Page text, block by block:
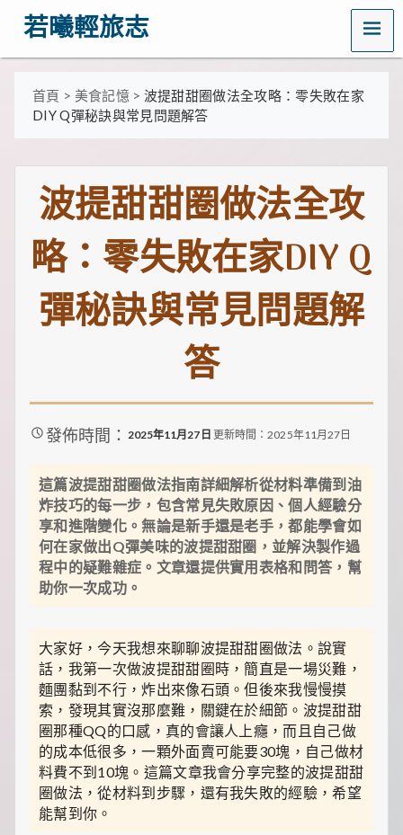
若曦輕旅志
歡
訪
問
若
志
——
造
你
這
有
用
的
旅
行
攻
略、
最
居
家
妙
招、
最
地
道
的
美
食
推
MENU
首頁 > 美食記憶> 波提甜甜圈做法全攻略：零失敗在家
DIY Q彈秘訣與常見問題解答
波提甜甜圈做法全攻
略：零失敗在家DIY Q
彈秘訣與常見問題解
答
發佈時間： 2025年11月27日 更新時間：2025年11月27日
這篇波提甜甜圈做法指南詳細解析從材料準備到油
炸技巧的每一步，包含常見失敗原因、個人經驗分
享和進階變化。無論是新手還是老手，都能學會如
何在家做出Q彈美味的波提甜甜圈，並解決製作過
程中的疑難雜症。文章還提供實用表格和問答，幫
助你一次成功。
大家好，今天我想來聊聊波提甜甜圈做法。說實
話，我第一次做波提甜甜圈時，簡直是一場災難，
麵團黏到不行，炸出來像石頭。但後來我慢慢摸
索，發現其實沒那麼難，關鍵在於細節。波提甜甜
圈那種QQ的口感，真的會讓人上癮，而且自己做
的成本低很多，一顆外面賣可能要30塊，自己做材
料費不到10塊。這篇文章我會分享完整的波提甜甜
圈做法，從材料到步驟，還有我失敗的經驗，希望
能幫到你。